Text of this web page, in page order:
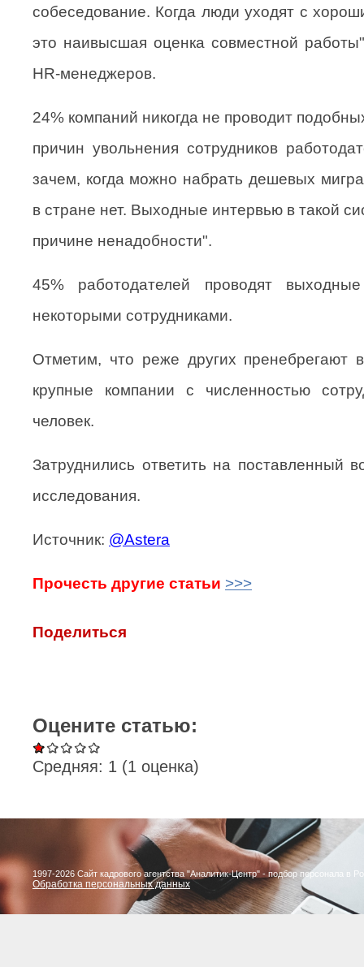
собеседование. Когда люди уходят с
это наивысшая оценка совместной
HR-менеджеров.
24% компаний никогда не проводит
причин увольнения сотрудников
зачем, когда можно набрать дешевых
в стране нет. Выходные интервью в такой
причине ненадобности".
45% работодателей проводят
некоторыми сотрудниками.
Отметим, что реже других пренебрегают
крупные компании с численностью
человек.
Затруднились ответить на поставленный
исследования.
Источник: @Astera
Прочесть другие статьи >>>
Поделиться
Оцените статью:
Средняя: 1 (1 оценка)
1997-2026 Сайт кадрового агентства "Аналитик-Центр" - подбор персонала в
Обработка персональных данных